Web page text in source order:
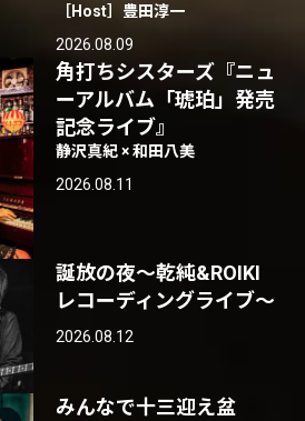
［Host］豊田淳一
2026.08.09
角打ちシスターズ『ニュ
ーアルバム「琥珀」発売
記念ライブ』
静沢真紀 × 和田八美
2026.08.11
誕放の夜〜乾純&ROIKI
レコーディングライブ〜
2026.08.12
みんなで十三迎え盆